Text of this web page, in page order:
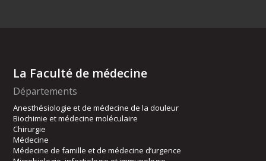
La Faculté de médecine
Départements
Anesthésiologie et de médecine de la douleur
Biochimie et médecine moléculaire
Chirurgie
Médecine
Médecine de famille et de médecine d’urgence